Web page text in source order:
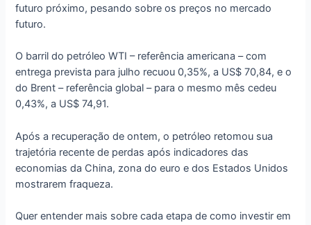
futuro próximo, pesando sobre os preços no mercado
futuro.
O barril do petróleo WTI – referência americana – com
entrega prevista para julho recuou 0,35%, a US$ 70,84, e o
do Brent – referência global – para o mesmo mês cedeu
0,43%, a US$ 74,91.
Após a recuperação de ontem, o petróleo retomou sua
trajetória recente de perdas após indicadores das
economias da China, zona do euro e dos Estados Unidos
mostrarem fraqueza.
Quer entender mais sobre cada etapa de como investir em